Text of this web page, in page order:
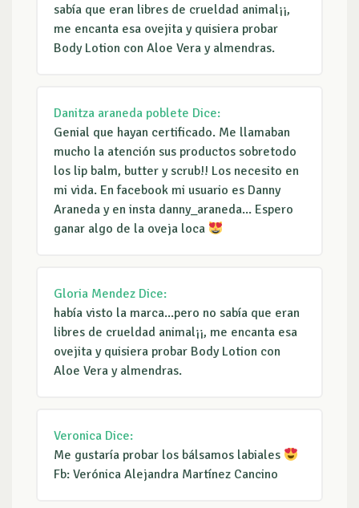
sabía que eran libres de crueldad animal¡¡,
me encanta esa ovejita y quisiera probar
Body Lotion con Aloe Vera y almendras.
Danitza araneda poblete Dice:
Genial que hayan certificado. Me llamaban
mucho la atención sus productos sobretodo
los lip balm, butter y scrub!! Los necesito en
mi vida. En facebook mi usuario es Danny
Araneda y en insta danny_araneda... Espero
ganar algo de la oveja loca
Gloria Mendez Dice:
había visto la marca...pero no sabía que eran
libres de crueldad animal¡¡, me encanta esa
ovejita y quisiera probar Body Lotion con
Aloe Vera y almendras.
Veronica Dice:
Me gustaría probar los bálsamos labiales
Fb: Verónica Alejandra Martínez Cancino